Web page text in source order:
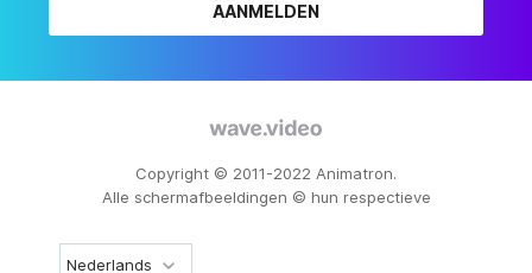
AANMELDEN
Copyright © 2011-2022 Animatron.
Alle schermafbeeldingen © hun respectieve
Nederlands